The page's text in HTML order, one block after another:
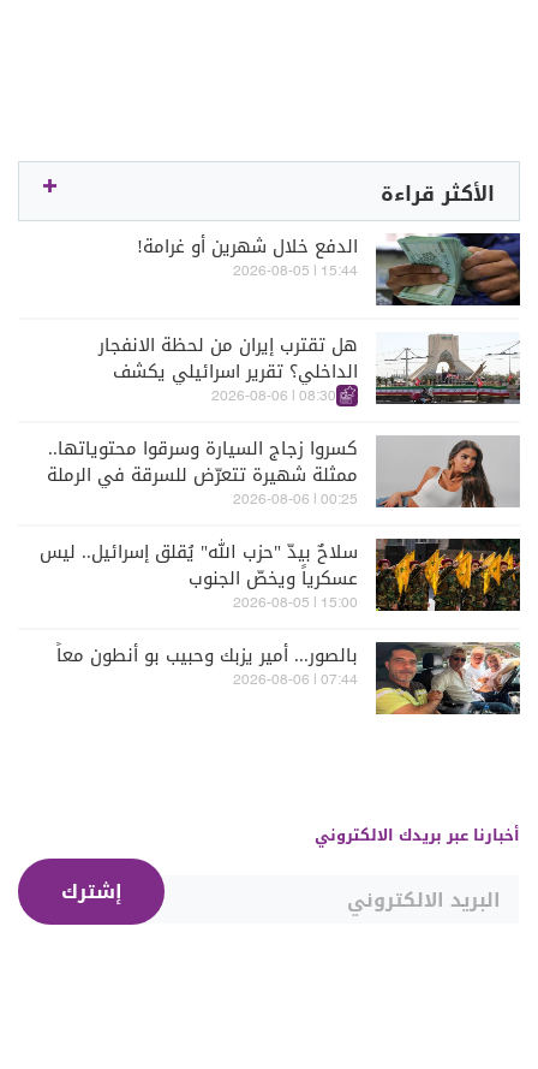
الأكثر قراءة
الدفع خلال شهرين أو غرامة!
15:44 | 2026-08-05
هل تقترب إيران من لحظة الانفجار
الداخلي؟ تقرير اسرائيلي يكشف
الكواليس
08:30 | 2026-08-06
كسروا زجاج السيارة وسرقوا محتوياتها..
ممثلة شهيرة تتعرّض للسرقة في الرملة
البيضاء (فيديو)
00:25 | 2026-08-06
سلاحٌ بيدّ "حزب الله" يُقلق إسرائيل.. ليس
عسكرياً ويخصّ الجنوب
15:00 | 2026-08-05
بالصور... أمير يزبك وحبيب بو أنطون معاً
07:44 | 2026-08-06
أخبارنا عبر بريدك الالكتروني
إشترك